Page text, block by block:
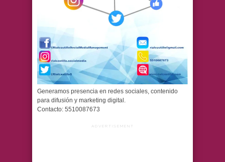
Generamos presencia en redes sociales, contenido
para difusión y marketing digital.
Contacto: 5510087673
ADVERTISEMENT